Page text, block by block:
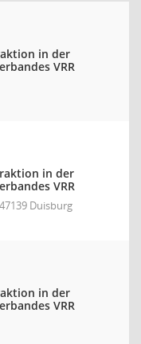
in der
VRR
in der
VRR
Duisburg
in der
VRR